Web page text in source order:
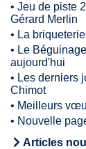
• Jeu de piste
Gérard Merlin
• La
• Le
aujourd'hui
• Les derniers
Chimot
• Meilleurs
• Nouvelle
Articles